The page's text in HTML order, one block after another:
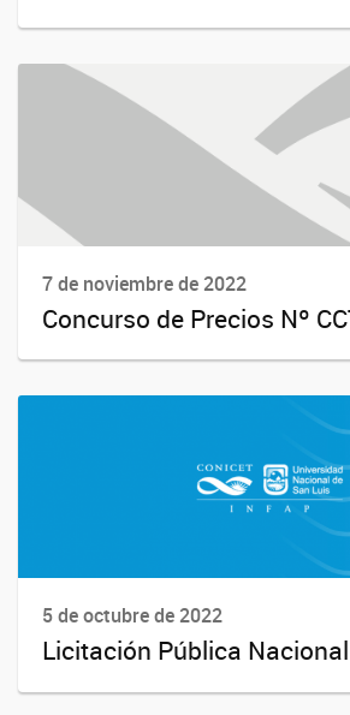
7 de noviembre de 2022
Concurso de Precios Nº
5 de octubre de 2022
Licitación Pública